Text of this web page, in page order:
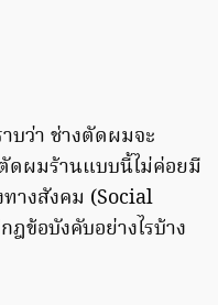
บว่า ช่างตัดผมจะ
ดผมร้านแบบนี้ไม่ค่อยมี
ทางสังคม (Social
ข้อบังคับอย่างไรบ้าง